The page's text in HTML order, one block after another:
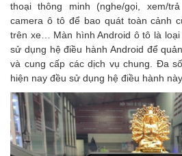
thoại thông minh (nghe/gọi, xem/
camera ô tô để bao quát toàn cảnh
trên xe… Màn hình Android ô tô là
sử dụng hệ điều hành Android để
và cung cấp các dịch vụ chung. Đa
hiện nay đều sử dụng hệ điều hành